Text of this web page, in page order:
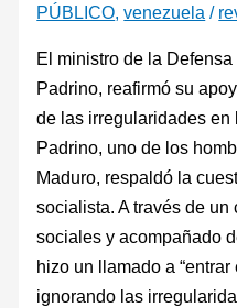
PÚBLICO,venezuela /
El ministro de la
Padrino, reafirmó su
de las irregularidades
Padrino, uno de los
Maduro, respaldó la
socialista. A través de
sociales y acompañado
hizo un llamado a
ignorando las